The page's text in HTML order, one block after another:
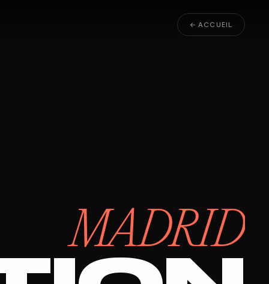
← ACCUEIL
MADRID